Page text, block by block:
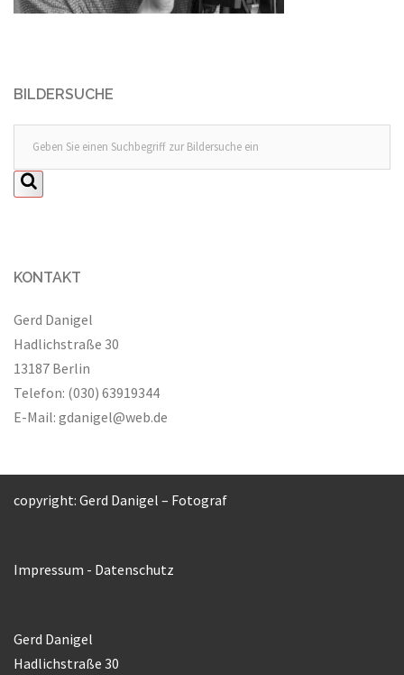
BILDERSUCHE
KONTAKT
Gerd Danigel
Hadlichstraße 30
13187 Berlin
Telefon: (030) 63919344
E-Mail: gdanigel@web.de
copyright: Gerd Danigel – Fotograf
Impressum - Datenschutz
Gerd Danigel
Hadlichstraße 30